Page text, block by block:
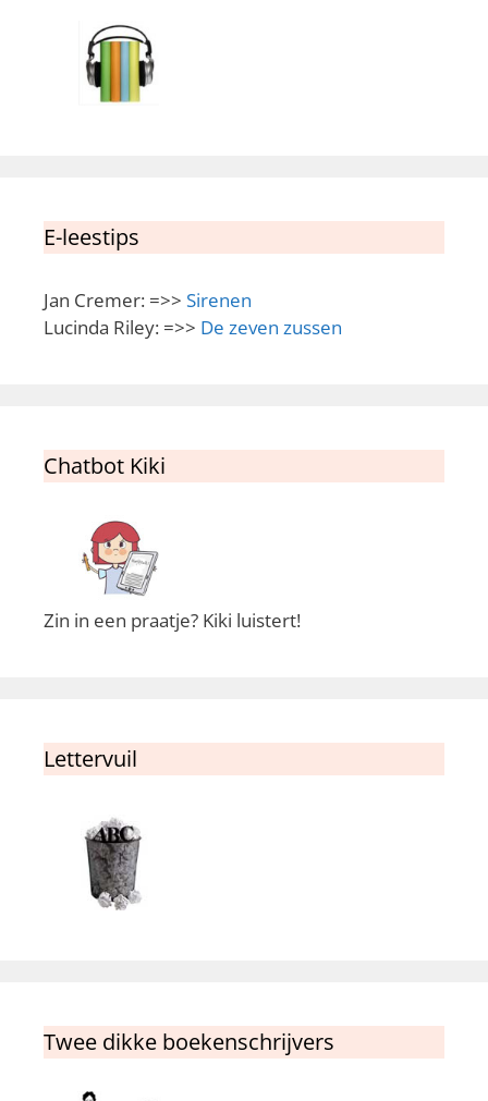
E-leestips
Jan Cremer: =>> Sirenen
Lucinda Riley: =>> De zeven zussen
Chatbot Kiki
Zin in een praatje? Kiki luistert!
Lettervuil
Twee dikke boekenschrijvers